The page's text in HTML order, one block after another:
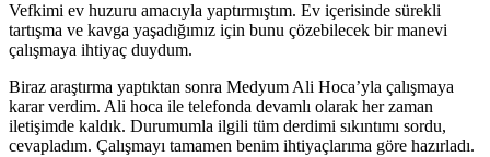
Vefkimi ev huzuru amacıyla yaptırmıştım. Ev içerisinde sürekli
tartışma ve kavga yaşadığımız için bunu çözebilecek bir manevi
çalışmaya ihtiyaç duydum.
Biraz araştırma yaptıktan sonra Medyum Ali Hoca’yla çalışmaya
karar verdim. Ali hoca ile telefonda devamlı olarak her zaman
iletişimde kaldık. Durumumla ilgili tüm derdimi sıkıntımı sordu,
cevapladım. Çalışmayı tamamen benim ihtiyaçlarıma göre hazırladı.